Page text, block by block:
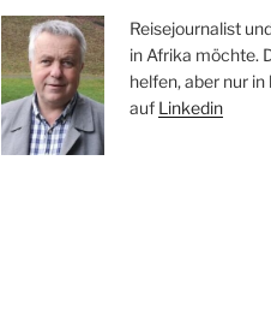
Reisejournalist
in Afrika möchte.
helfen, aber nur
auf Linkedin